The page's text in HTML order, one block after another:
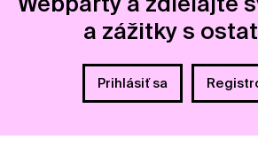
a zážitky s
Prihlásiť sa